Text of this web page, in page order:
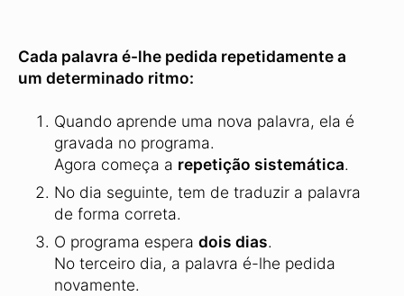
Cada palavra é-lhe pedida repetidamente a
um determinado ritmo:
Quando aprende uma nova palavra, ela é
gravada no programa.
Agora começa a repetição sistemática.
No dia seguinte, tem de traduzir a palavra
de forma correta.
O programa espera dois dias.
No terceiro dia, a palavra é-lhe pedida
novamente.